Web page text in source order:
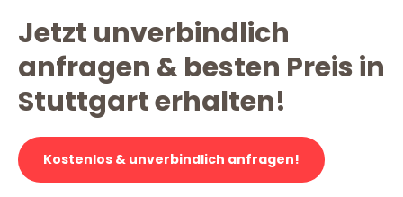
Jetzt unverbindlich
anfragen & besten Preis in
Stuttgart erhalten!
Kostenlos & unverbindlich anfragen!